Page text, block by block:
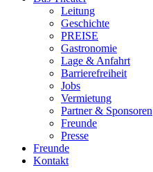
Leitung
Geschichte
PREISE
Gastronomie
Lage & Anfahrt
Barrierefreiheit
Jobs
Vermietung
Partner & Sponsoren
Freunde
Presse
Freunde
Kontakt